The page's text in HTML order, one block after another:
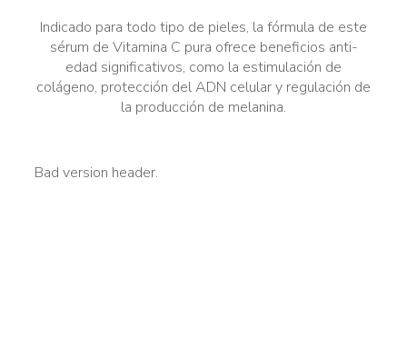
Indicado para todo tipo de pieles, la fórmula de este
sérum de Vitamina C pura ofrece beneficios anti-
edad significativos, como la estimulación de
colágeno, protección del ADN celular y regulación de
la producción de melanina.
Bad version header.